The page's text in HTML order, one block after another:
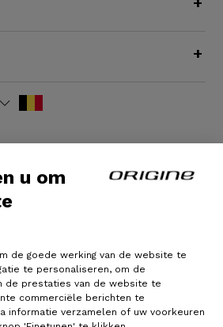
u om
de goede werking van de website te
te personaliseren, om de
de prestaties van de website te
commerciële berichten te
informatie verzamelen of uw voorkeuren
+
|